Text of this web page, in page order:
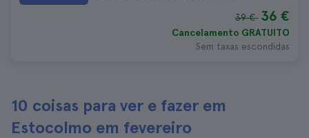
39 € 36 €
Cancelamento GRATUITO
Sem taxas escondidas
10 coisas para ver e fazer em
Estocolmo em fevereiro